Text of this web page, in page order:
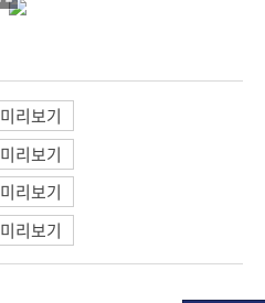
미리보기
미리보기
미리보기
미리보기